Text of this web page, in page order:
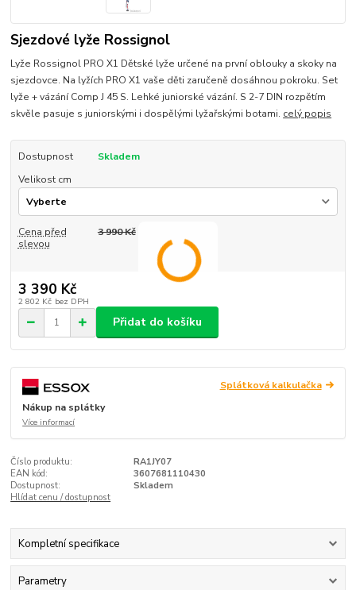
Sjezdové lyže Rossignol
Lyže Rossignol PRO X1 Dětské lyže určené na první oblouky a skoky na
sjezdovce. Na lyžích PRO X1 vaše děti zaručeně dosáhnou pokroku. Set
lyže + vázání Comp J 45 S. Lehké juniorské vázání. S 2-7 DIN rozpětím
skvěle pasuje s juniorskými i dospělými lyžařskými botami. celý popis
Dostupnost
Skladem
Velikost cm
Cena před
slevou
3 990 Kč
3 390 Kč
2 802 Kč bez DPH
Přidat do košíku
Splátková kalkulačka
Nákup na splátky
Více informací
Číslo produktu:
RA1JY07
EAN kód:
3607681110430
Dostupnost:
Skladem
Hlídat cenu / dostupnost
Kompletní specifikace
Parametry